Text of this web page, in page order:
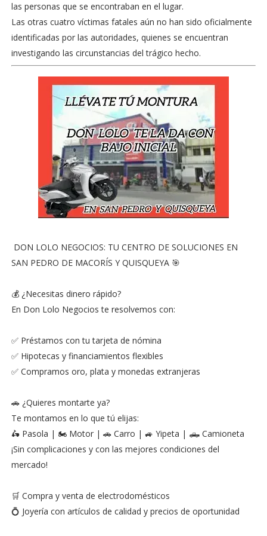
las personas que se encontraban en el lugar.
Las otras cuatro víctimas fatales aún no han sido oficialmente
identificadas por las autoridades, quienes se encuentran
investigando las circunstancias del trágico hecho.
DON LOLO NEGOCIOS: TU CENTRO DE SOLUCIONES EN
SAN PEDRO DE MACORÍS Y QUISQUEYA 🎯
💰 ¿Necesitas dinero rápido?
En Don Lolo Negocios te resolvemos con:
✅ Préstamos con tu tarjeta de nómina
✅ Hipotecas y financiamientos flexibles
✅ Compramos oro, plata y monedas extranjeras
🚗 ¿Quieres montarte ya?
Te montamos en lo que tú elijas:
🛵 Pasola | 🏍️ Motor | 🚗 Carro | 🚙 Yipeta | 🛻 Camioneta
¡Sin complicaciones y con las mejores condiciones del
mercado!
🛒 Compra y venta de electrodomésticos
💍 Joyería con artículos de calidad y precios de oportunidad